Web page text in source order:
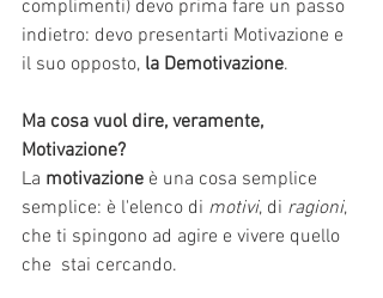
complimenti) devo prima fare un passo
indietro: devo presentarti Motivazione e
il suo opposto, la Demotivazione.
Ma cosa vuol dire, veramente,
Motivazione?
La motivazione è una cosa semplice
semplice: è l'elenco di motivi, di ragioni,
che ti spingono ad agire e vivere quello
che  stai cercando.